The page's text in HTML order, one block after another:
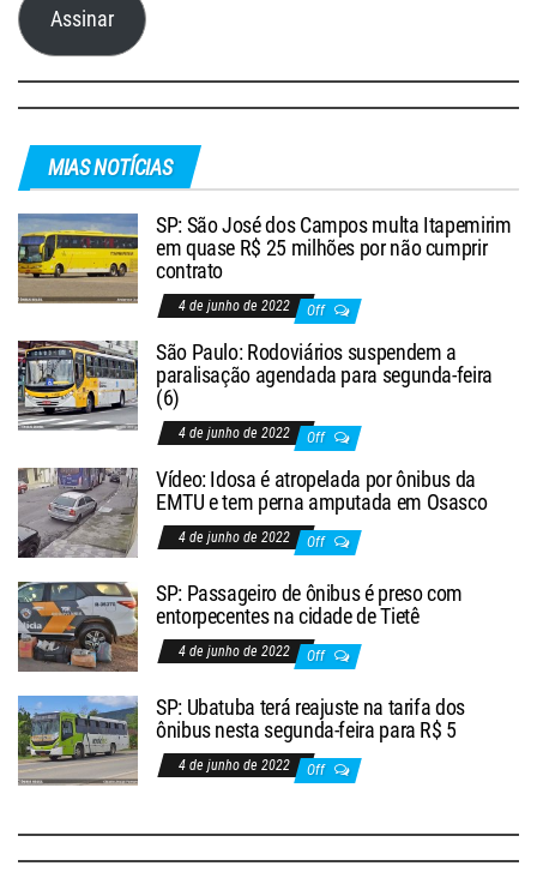
mail Assinar
MIAS NOTÍCIAS
SP: São José dos Campos multa Itapemirim
em quase R$ 25 milhões por não cumprir
contrato
4 de junho de 2022 Off
São Paulo: Rodoviários suspendem a
paralisação agendada para segunda-feira
(6)
4 de junho de 2022 Off
Vídeo: Idosa é atropelada por ônibus da
EMTU e tem perna amputada em Osasco
4 de junho de 2022 Off
SP: Passageiro de ônibus é preso com
entorpecentes na cidade de Tietê
4 de junho de 2022 Off
SP: Ubatuba terá reajuste na tarifa dos
ônibus nesta segunda-feira para R$ 5
4 de junho de 2022 Off